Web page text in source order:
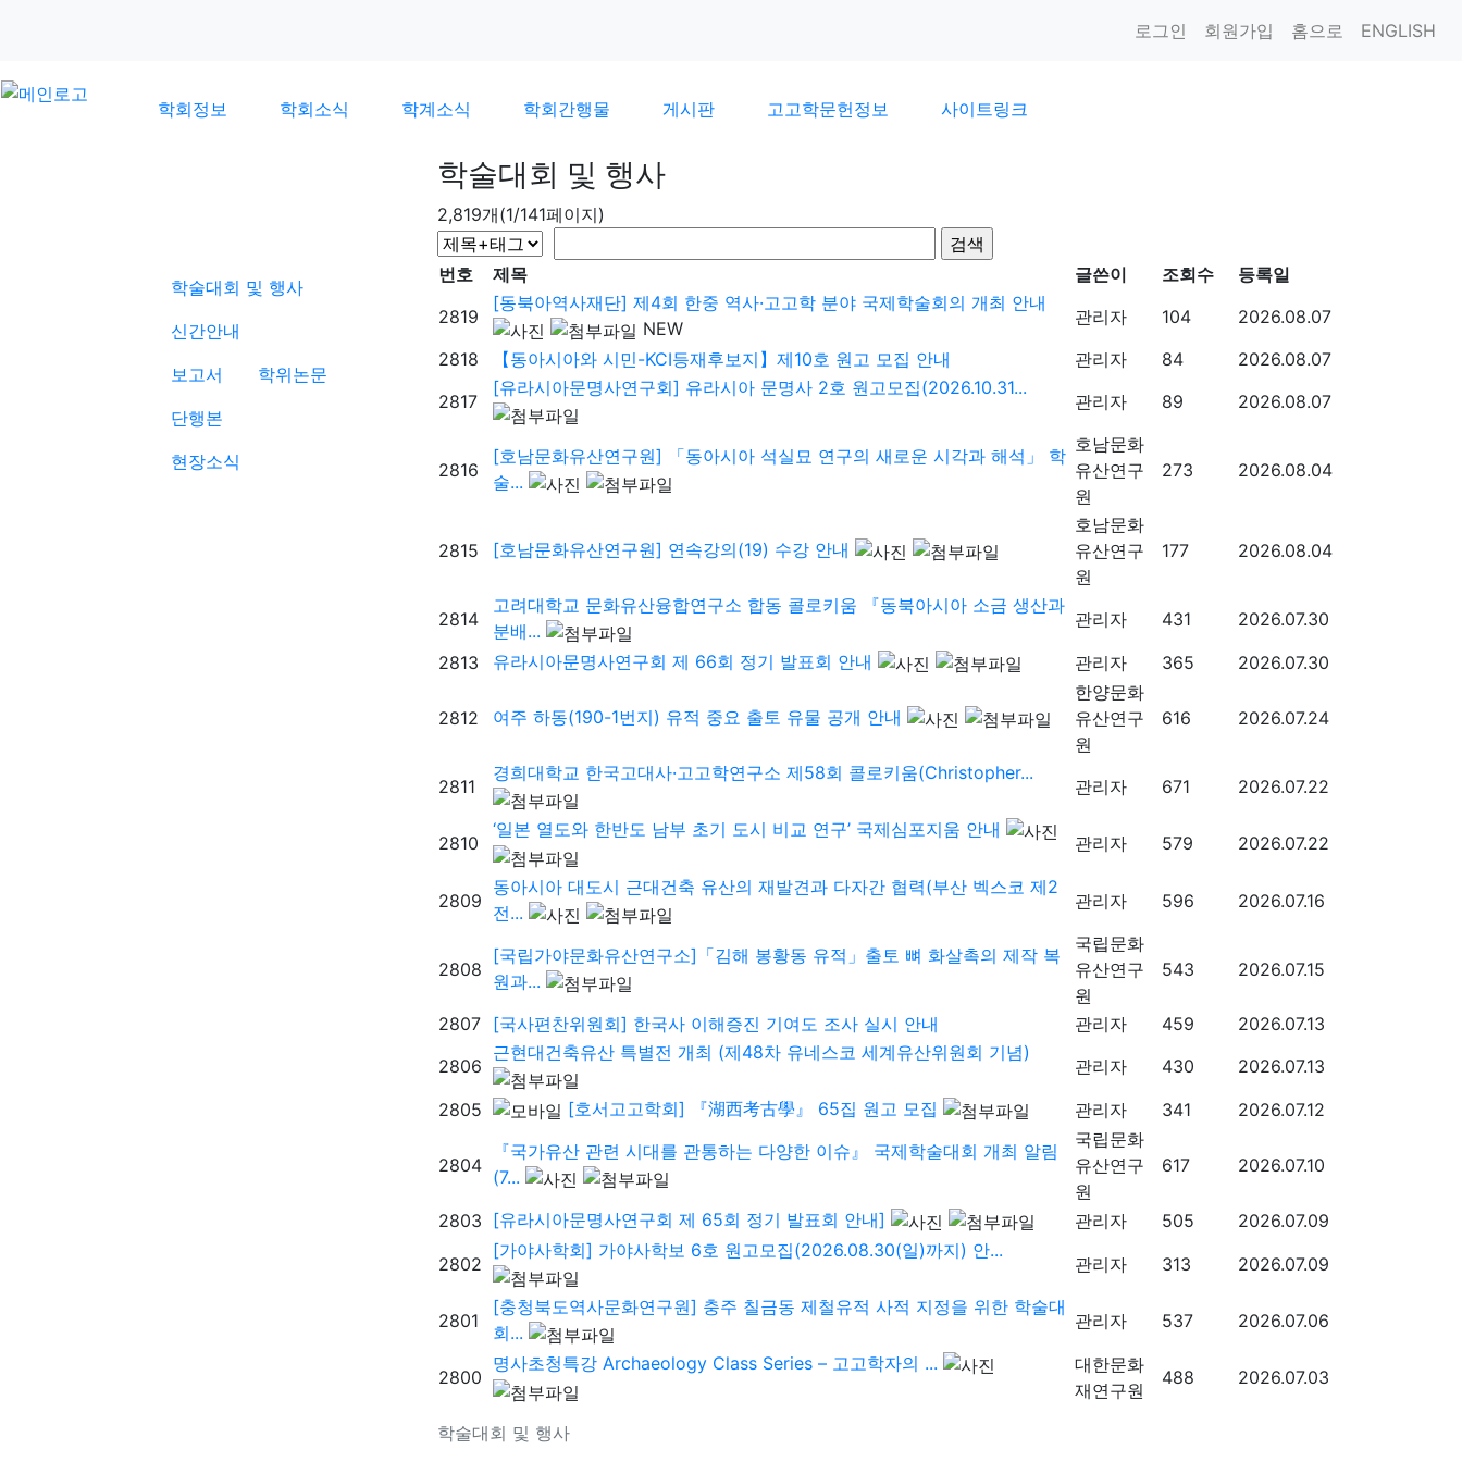
로그인 회원가입 홈으로 ENGLISH
학회정보 학회소식 학계소식 학회간행물 게시판 고고학문헌정보 사이트링크
학술대회 및 행사
신간안내
보고서
학위논문
단행본
현장소식
학술대회 및 행사
2,819개(1/141페이지)
학술대회 및 행사
번호 제목 글쓴이 조회수
등록일
2819
[동북아역사재단] 제4회 한중 역사·고고학 분야 국제학술회의 개최 안내
NEW
관리자 104
2026.08.07
2818
【동아시아와 시민-KCI등재후보지】제10호 원고 모집 안내 관리자 84
2026.08.07
2817
[유라시아문명사연구회] 유라시아 문명사 2호 원고모집(2026.10.31...
관리자 89 2026.08.07
2816
[호남문화유산연구원] 「동아시아 석실묘 연구의 새로운 시각과 해석」 학
술...
호남문화
유산연구
원
273 2026.08.04
2815 [호남문화유산연구원] 연속강의(19) 수강 안내
호남문화
유산연구
원
177 2026.08.04
2814
고려대학교 문화유산융합연구소 합동 콜로키움 『동북아시아 소금 생산과
분배...
관리자 431
2026.07.30
2813
유라시아문명사연구회 제 66회 정기 발표회 안내 관리자 365 2026.07.30
2812 여주 하동(190-1번지) 유적 중요 출토 유물 공개 안내
한양문화
유산연구
원
616 2026.07.24
2811
경희대학교 한국고대사·고고학연구소 제58회 콜로키움(Christopher...
관리자 671 2026.07.22
2810
‘일본 열도와 한반도 남부 초기 도시 비교 연구’ 국제심포지움 안내
관리자 579 2026.07.22
2809
동아시아 대도시 근대건축 유산의 재발견과 다자간 협력(부산 벡스코 제2
전...
관리자 596 2026.07.16
2808
[국립가야문화유산연구소]「김해 봉황동 유적」출토 뼈 화살촉의 제작 복
원과...
국립문화
유산연구
원
543 2026.07.15
2807 [국사편찬위원회] 한국사 이해증진 기여도 조사 실시 안내 관리자 459
2026.07.13
2806
근현대건축유산 특별전 개최 (제48차 유네스코 세계유산위원회 기념)
관리자 430
2026.07.13
2805
[호서고고학회] 『湖西考古學』 65집 원고 모집 관리자 341 2026.07.12
2804
『국가유산 관련 시대를 관통하는 다양한 이슈』 국제학술대회 개최 알림
(7...
국립문화
유산연구
원
617 2026.07.10
2803 [유라시아문명사연구회 제 65회 정기 발표회 안내] 관리자 505
2026.07.09
2802
[가야사학회] 가야사학보 6호 원고모집(2026.08.30(일)까지) 안...
관리자 313 2026.07.09
2801
[충청북도역사문화연구원] 충주 칠금동 제철유적 사적 지정을 위한 학술대
회...
관리자 537 2026.07.06
2800
명사초청특강 Archaeology Class Series – 고고학자의 ...
대한문화
재연구원
488 2026.07.03